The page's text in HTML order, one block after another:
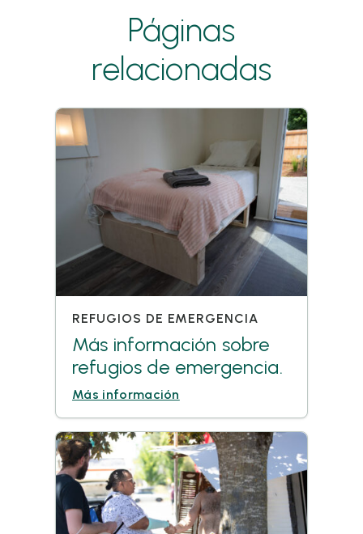
Páginas
relacionadas
REFUGIOS DE EMERGENCIA
Más información sobre
refugios de emergencia.
Más información